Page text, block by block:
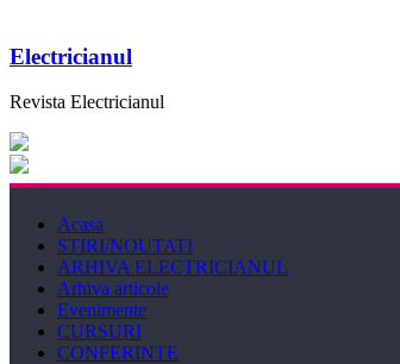
Electricianul
Revista Electricianul
Acasa
STIRI/NOUTATI
ARHIVA ELECTRICIANUL
Arhiva articole
Evenimente
CURSURI
CONFERINTE